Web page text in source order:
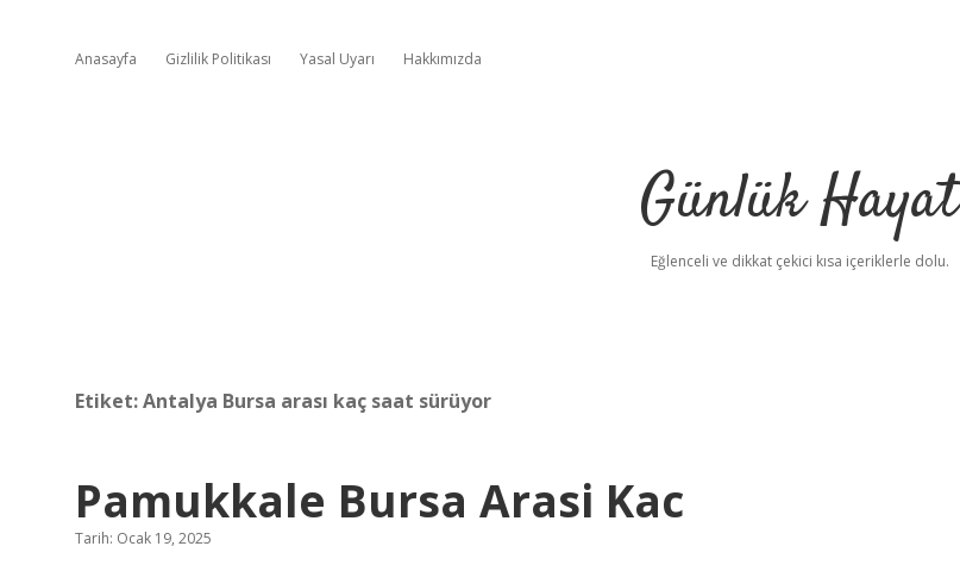
Anasayfa Gizlilik Politikası Yasal Uyarı Hakkımızda
Günlük Hayat
Eğlenceli ve dikkat çekici kısa içeriklerle dolu.
Etiket:Antalya Bursa arası kaç saat sürüyor
Pamukkale Bursa Arasi Kac
Tarih: Ocak 19, 2025